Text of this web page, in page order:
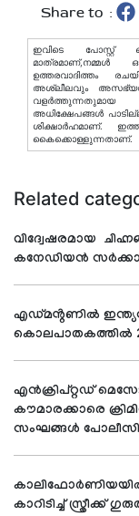
Share to :
ഇവിടെ പോസ്റ്റ്
മാത്രമാണ്,നമ്മൾ
ഉത്തരവാദിത്തം
അശ്ലീലവും
വളര്‍ത്തുന്നതുമായ
അധിക്ഷേപങ്ങള്‍
ശിക്ഷാര്‍ഹമാണ്.
കൈക്കൊള്ളുന്നതാണ്.
Related
വിദ്വേഷരമായ
കനേഡിയൻ
എഡ്മൻ്റണിൽ
കൊലപാതകത്തിൽ
എൻക്രിപ്റ്റഡ്
കൗമാരക്കാരെ
സംഘങ്ങൾ
കാലിഫോർണിയയിൽ
കാറിടിച്ച് സ്ത്രീക്ക്